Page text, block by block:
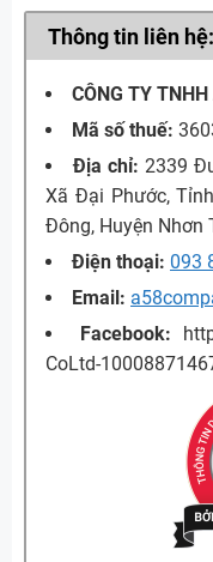
Thông tin liên hệ:
CÔNG TY
Mã số thuế:
Địa chỉ: 2339
Xã Đại Phước,
Đông, Huyện Nhơn
Điện thoại: 093
Email:
Facebook:
CoLtd-